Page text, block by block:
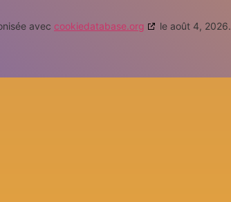
avec cookiedatabase.org le août 4, 2026.